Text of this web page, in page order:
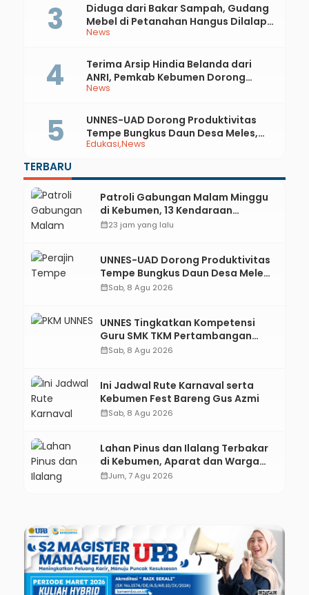
News
Diduga dari Bakar Sampah, Gudang
Mebel di Petanahan Hangus Dilalap
Api
News
Terima Arsip Hindia Belanda dari
ANRI, Pemkab Kebumen Dorong
Integrasi Sejarah, Geopark, dan
Edukasi News
UNNES-UAD Dorong Produktivitas
Tempe Bungkus Daun Desa Meles,
Bantu Mesin dan Pendampingan
TERBARU
Patroli Gabungan Malam Minggu
di Kebumen, 13 Kendaraan
Terjaring Razia Knalpot Brong
calendar_month23 jam yang lalu
UNNES-UAD Dorong Produktivitas
Tempe Bungkus Daun Desa Meles,
Bantu Mesin dan Pendampingan
calendar_monthSab, 8 Agu 2026
UNNES Tingkatkan Kompetensi
Guru SMK TKM Pertambangan
Kebumen melalui Desain Green
calendar_monthSab, 8 Agu 2026
Ini Jadwal Rute Karnaval serta
Kebumen Fest Bareng Gus Azmi
calendar_monthSab, 8 Agu 2026
Lahan Pinus dan Ilalang Terbakar
di Kebumen, Aparat dan Warga
Padamkan Api Secara Manual
calendar_monthJum, 7 Agu 2026